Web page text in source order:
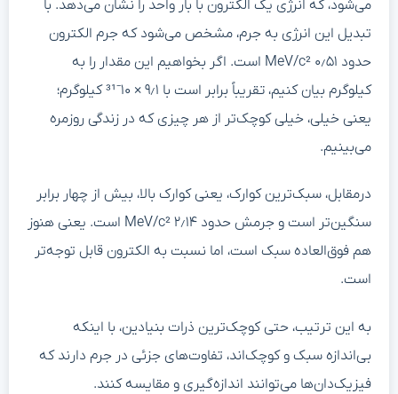
می‌شود، که انرژی یک الکترون با بار واحد را نشان می‌دهد. با
تبدیل این انرژی به جرم، مشخص می‌شود که جرم الکترون
حدود ۰٫۵۱ MeV/c² است. اگر بخواهیم این مقدار را به
کیلوگرم بیان کنیم، تقریباً برابر است با ۹٫۱ × ۱۰⁻³¹ کیلوگرم؛
یعنی خیلی، خیلی کوچک‌تر از هر چیزی که در زندگی روزمره
می‌بینیم.
درمقابل، سبک‌ترین کوارک، یعنی کوارک بالا، بیش از چهار برابر
سنگین‌تر است و جرمش حدود ۲٫۱۴ MeV/c² است. یعنی هنوز
هم فوق‌العاده سبک است، اما نسبت به الکترون قابل توجه‌تر
است.
به این ترتیب، حتی کوچک‌ترین ذرات بنیادین، با اینکه
بی‌اندازه سبک و کوچک‌اند، تفاوت‌های جزئی در جرم دارند که
فیزیک‌دان‌ها می‌توانند اندازه‌گیری و مقایسه کنند.